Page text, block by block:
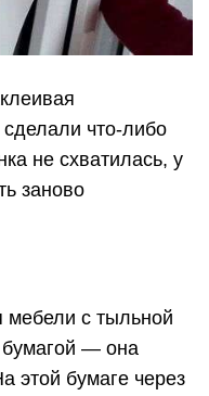
что-либо
не схватилась, у
заново
с тыльной
— она
этой бумаге через